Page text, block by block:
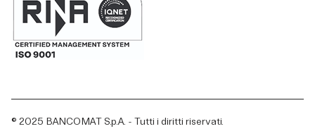
© 2025 BANCOMAT S.p.A. - Tutti i diritti riservati.